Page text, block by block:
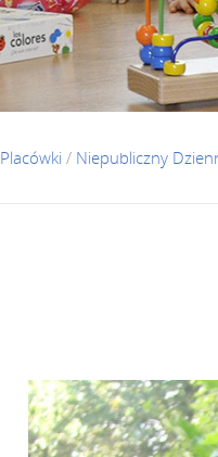
Placówki / Niepubliczny